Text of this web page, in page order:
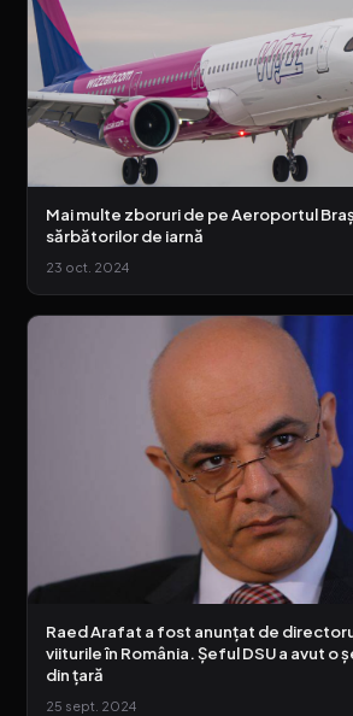
Mai multe zboruri de pe Aeroportul
sărbătorilor de iarnă
23 oct. 2024
Raed Arafat a fost anunțat de
viiturile în România. Șeful DSU a avut o
din țară
25 sept. 2024